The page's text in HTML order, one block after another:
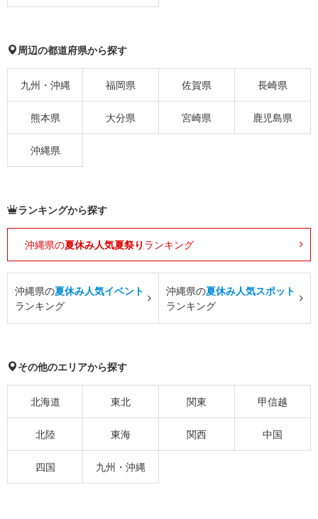
周辺の都道府県から探す
九州・沖縄 福岡県 佐賀県 長崎県
熊本県 大分県 宮崎県 鹿児島県
沖縄県
ランキングから探す
沖縄県の夏休み人気夏祭り ランキング
沖縄県の夏休み人気イベント
ランキング
沖縄県の夏休み人気スポット
ランキング
その他のエリアから探す
北海道 東北 関東 甲信越
北陸 東海 関西 中国
四国 九州・沖縄